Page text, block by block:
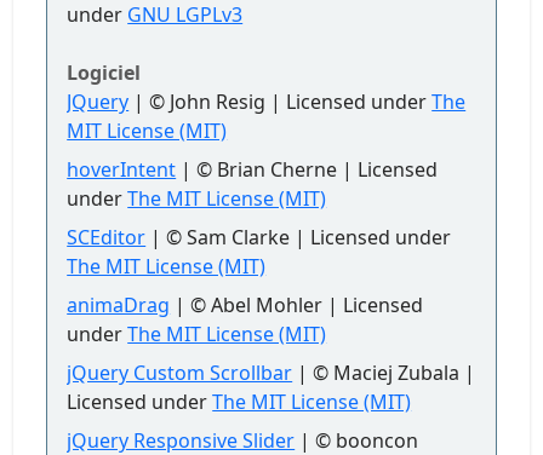
under GNU LGPLv3
Logiciel
JQuery | © John Resig | Licensed underThe
MIT License (MIT)
hoverIntent | © Brian Cherne | Licensed
underThe MIT License (MIT)
SCEditor | © Sam Clarke | Licensed under
The MIT License (MIT)
animaDrag | © Abel Mohler | Licensed
underThe MIT License (MIT)
jQuery Custom Scrollbar | © Maciej Zubala |
Licensed underThe MIT License (MIT)
jQuery Responsive Slider | © booncon